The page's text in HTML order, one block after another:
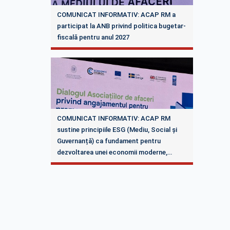
COMUNICAT INFORMATIV: ACAP RM a
participat la ANB privind politica bugetar-
fiscală pentru anul 2027
COMUNICAT INFORMATIV: ACAP RM
sustine principiile ESG (Mediu, Social și
Guvernanță) ca fundament pentru
dezvoltarea unei economii moderne,
competitive și sustenabile în comunitatea